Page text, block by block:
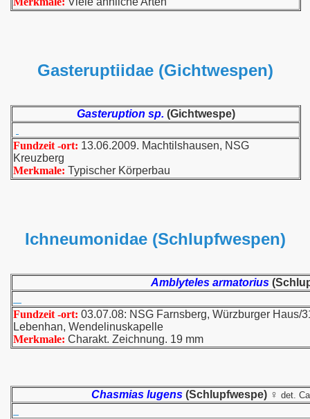
Gasteruptiidae (Gichtwespen)
Gasteruption sp. (Gichtwespe)
Fundzeit -ort: 13.06.2009. Machtilshausen, NSG
Kreuzberg
Merkmale: Typischer Körperbau
Ichneumonidae (Schlupfwespen)
Amblyteles armatorius
Fundzeit -ort: 03.07.08: NSG Farnsberg, Würzburger Haus/
Lebenhan, Wendelinuskapelle
Merkmale: Charakt. Zeichnung. 19 mm
Chasmias lugens (Schlupfwespe) ♀ det.